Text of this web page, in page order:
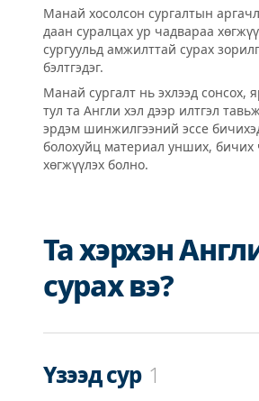
Манай хосолсон сургалтын
даан суралцах ур чадвараа
сургуульд амжилттай сурах
бэлтгэдэг.
Манай сургалт нь эхлээд сонсох,
тул та Англи хэл дээр илтгэл
эрдэм шинжилгээний эссе
болохуйц материал унших, бичих
хөгжүүлэх болно.
Та хэрхэн
сурах вэ?
Үзээд сур 1